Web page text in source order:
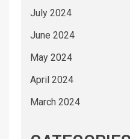
July 2024
June 2024
May 2024
April 2024
March 2024